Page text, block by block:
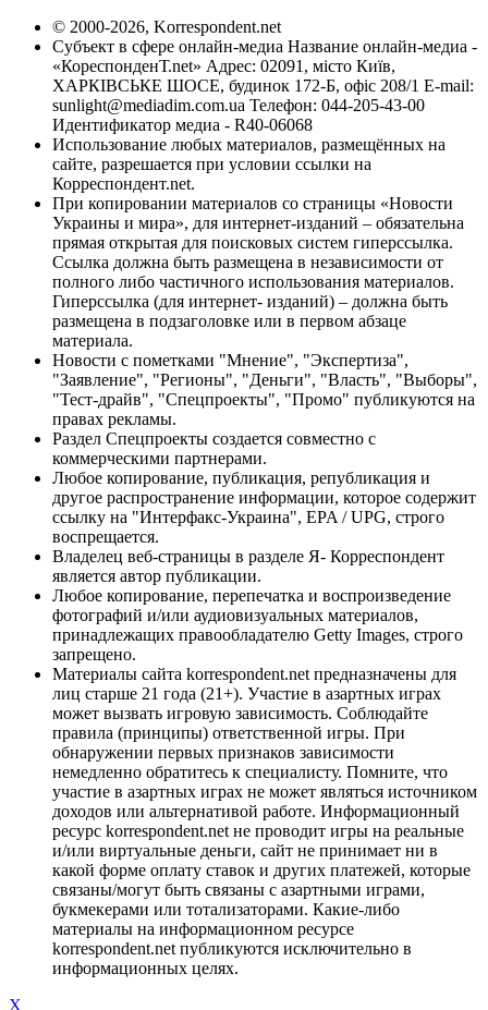
© 2000-2026, Korrespondent.net
Субъект в сфере онлайн-медиа Название онлайн-медиа -
«КореспонденТ.net» Адрес: 02091, місто Київ,
ХАРКІВСЬКЕ ШОСЕ, будинок 172-Б, офіс 208/1 E-mail:
sunlight@mediadim.com.ua Телефон: 044-205-43-00
Идентификатор медиа - R40-06068
Использование любых материалов, размещённых на
сайте, разрешается при условии ссылки на
Корреспондент.net.
При копировании материалов со страницы «Новости
Украины и мира», для интернет-изданий – обязательна
прямая открытая для поисковых систем гиперссылка.
Ссылка должна быть размещена в независимости от
полного либо частичного использования материалов.
Гиперссылка (для интернет- изданий) – должна быть
размещена в подзаголовке или в первом абзаце
материала.
Новости с пометками "Мнение", "Экспертиза",
"Заявление", "Регионы", "Деньги", "Власть", "Выборы",
"Тест-драйв", "Спецпроекты", "Промо" публикуются на
правах рекламы.
Раздел Спецпроекты создается совместно с
коммерческими партнерами.
Любое копирование, публикация, републикация и
другое распространение информации, которое содержит
ссылку на "Интерфакс-Украина", EPA / UPG, строго
воспрещается.
Владелец веб-страницы в разделе Я- Корреспондент
является автор публикации.
Любое копирование, перепечатка и воспроизведение
фотографий и/или аудиовизуальных материалов,
принадлежащих правообладателю Getty Images, строго
запрещено.
Материалы сайта korrespondent.net предназначены для
лиц старше 21 года (21+). Участие в азартных играх
может вызвать игровую зависимость. Соблюдайте
правила (принципы) ответственной игры. При
обнаружении первых признаков зависимости
немедленно обратитесь к специалисту. Помните, что
участие в азартных играх не может являться источником
доходов или альтернативой работе. Информационный
ресурс korrespondent.net не проводит игры на реальные
и/или виртуальные деньги, сайт не принимает ни в
какой форме оплату ставок и других платежей, которые
связаны/могут быть связаны с азартными играми,
букмекерами или тотализаторами. Какие-либо
материалы на информационном ресурсе
korrespondent.net публикуются исключительно в
информационных целях.
X